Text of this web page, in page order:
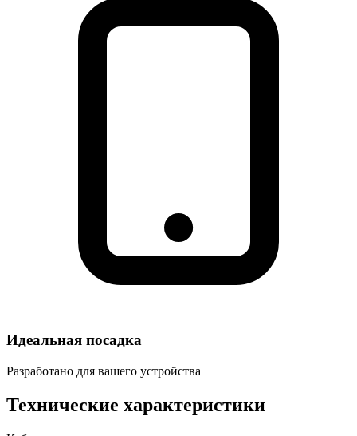
Идеальная посадка
Разработано для вашего устройства
Технические характеристики